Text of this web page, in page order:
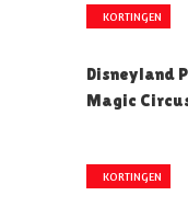
KORTINGEN
Disneyland
Magic
KORTINGEN